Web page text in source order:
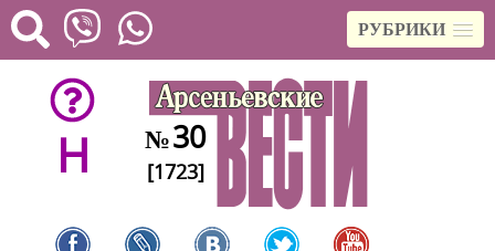
РУБРИКИ
H №30
[1723]